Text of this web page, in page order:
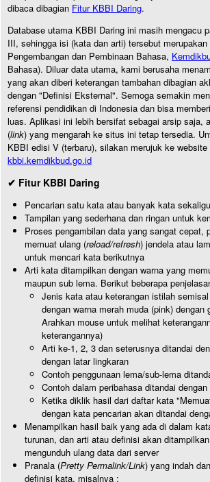
dibaca dibagian Fitur KBBI Daring.
Database utama KBBI Daring ini masih mengacu
III, sehingga isi (kata dan arti) tersebut
Pengembangan dan Pembinaan Bahasa,
Bahasa). Diluar data utama, kami berusaha
yang akan diberi keterangan tambahan dibagian
dengan "Definisi Eksternal". Semoga semakin
referensi pendidikan di Indonesia dan bisa
luas. Aplikasi ini lebih bersifat sebagai arsip saja,
(link) yang mengarah ke situs ini tetap tersedia.
KBBI edisi V (terbaru), silakan merujuk ke
kbbi.kemdikbud.go.id
✔ Fitur KBBI Daring
Pencarian satu kata atau banyak kata
Tampilan yang sederhana dan ringan untuk
Proses pengambilan data yang sangat cepat,
memuat ulang (reload/refresh) jendela atau
untuk mencari kata berikutnya
Arti kata ditampilkan dengan warna yang
maupun sub lema. Berikut beberapa
Jenis kata atau keterangan istilah
dengan warna merah muda (pink) dengan
Arahkan mouse untuk melihat
keterangannya)
Arti ke-1, 2, 3 dan seterusnya ditandai
dengan latar lingkaran
Contoh penggunaan lema/sub-lema
Contoh dalam peribahasa ditandai
Ketika diklik hasil dari daftar kata
dengan kata pencarian akan ditandai
Menampilkan hasil baik yang ada di dalam
turunan, dan arti atau definisi akan
mengunduh ulang data dari server
Pranala (Pretty Permalink/Link) yang indah
definisi kata, misalnya :